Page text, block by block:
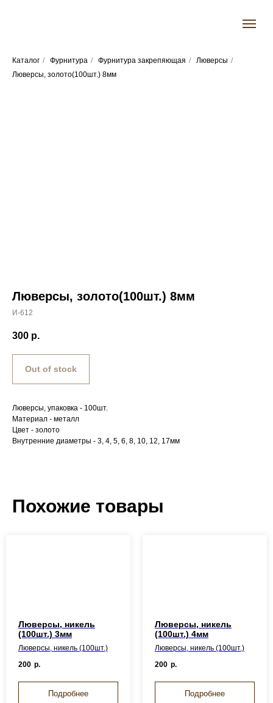
Каталог / Фурнитура / Фурнитура закрепяющая / Люверсы /
Люверсы, золото(100шт.) 8мм
Люверсы, золото(100шт.) 8мм
И-612
300 р.
Out of stock
Люверсы, упаковка - 100шт.
Материал - металл
Цвет - золото
Внутренние диаметры - 3, 4, 5, 6, 8, 10, 12, 17мм
Похожие товары
Люверсы, никель
(100шт.) 3мм
Люверсы, никель (100шт.)
200 р.
Подробнее
Люверсы, никель
(100шт.) 4мм
Люверсы, никель (100шт.)
200 р.
Подробнее